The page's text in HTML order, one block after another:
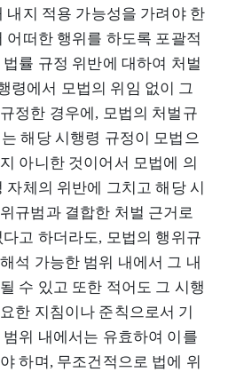
내지 적용 가능성을 가려야 한
어떠한 행위를 하도록 포괄적
률 규정 위반에 대하여 처벌
령에서 모법의 위임 없이 그
정한 경우에, 모법의 처벌규
해당 시행령 규정이 모법으
아니한 것이어서 모법에 의
자체의 위반에 그치고 해당 시
규범과 결합한 처벌 근거로
고 하더라도, 모법의 행위규
석 가능한 범위 내에서 그 내
수 있고 또한 적어도 그 시행
한 지침이나 준칙으로서 기
위 내에서는 유효하여 이를
하며, 무조건적으로 법에 위